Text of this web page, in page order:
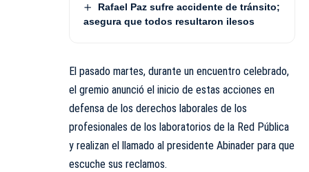
Rafael Paz sufre accidente de tránsito;
asegura que todos resultaron ilesos
El pasado martes, durante un encuentro celebrado,
el gremio anunció el inicio de estas acciones en
defensa de los derechos laborales de los
profesionales de los laboratorios de la Red Pública
y realizan el llamado al presidente Abinader para que
escuche sus reclamos.